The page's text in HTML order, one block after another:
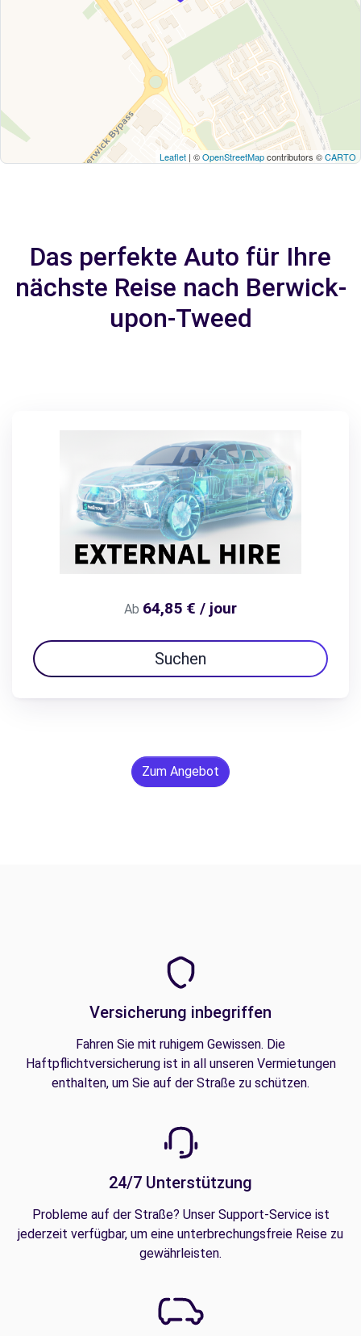
Leaflet | ©OpenStreetMapcontributors ©CARTO
Das perfekte Auto für Ihre
nächste Reise nach Berwick-
upon-Tweed
Ab 64,85 € / jour
Suchen
Zum Angebot
Versicherung inbegriffen
Fahren Sie mit ruhigem Gewissen. Die
Haftpflichtversicherung ist in all unseren Vermietungen
enthalten, um Sie auf der Straße zu schützen.
24/7 Unterstützung
Probleme auf der Straße? Unser Support-Service ist
jederzeit verfügbar, um eine unterbrechungsfreie Reise zu
gewährleisten.